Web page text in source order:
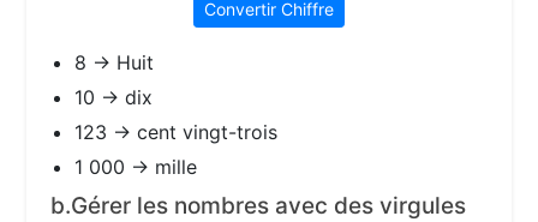
Convertir Chiffre
8 → Huit
10 → dix
123 → cent vingt-trois
1 000 → mille
b.Gérer les nombres avec des virgules